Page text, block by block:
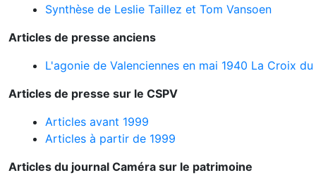
Synthèse de Leslie Taillez et Tom Vansoen
Articles de presse anciens
L'agonie de Valenciennes en mai 1940 La Croix
Articles de presse sur le CSPV
Articles avant 1999
Articles à partir de 1999
Articles du journal Caméra sur le patrimoine